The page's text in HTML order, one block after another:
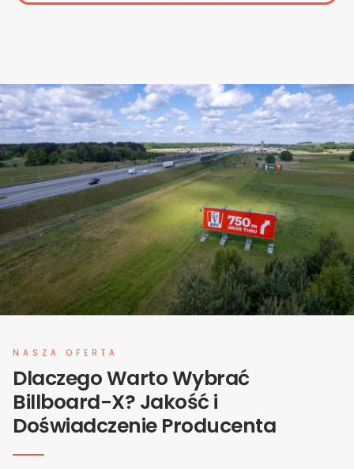
NASZA OFERTA
Dlaczego Warto Wybrać
Billboard-X? Jakość i
Doświadczenie Producenta